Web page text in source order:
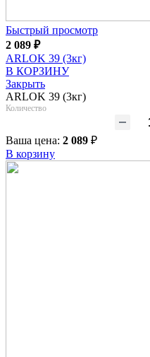
Быстрый просмотр
2 089 ₽
ARLOK 39 (3кг)
В КОРЗИНУ
Закрыть
ARLOK 39 (3кг)
Количество
Ваша цена: 2 089 ₽
В корзину